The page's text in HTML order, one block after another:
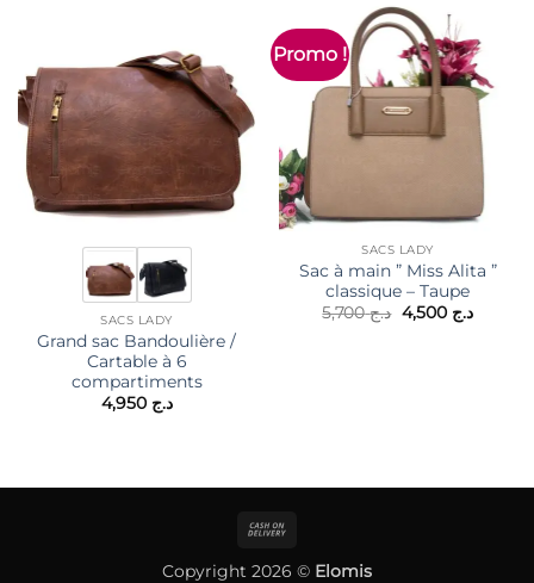
SACS LADY
Grand sac Bandoulière /
Cartable à 6
compartiments
د.ج 4,950
Promo !
SACS LADY
Sac à main ” Miss Alita ”
classique – Taupe
د.ج5,700
Le
prix
د.ج 4,500
Le
Copyright 2026 © Elomis